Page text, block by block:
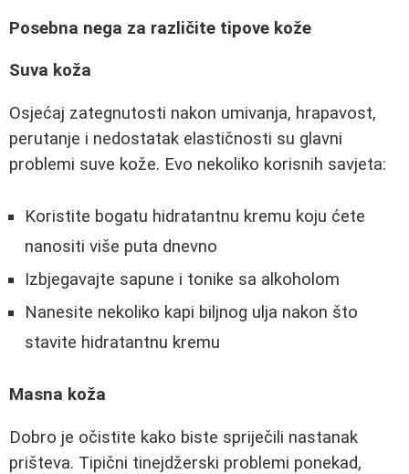
Posebna nega za različite tipove kože
Suva koža
Osjećaj zategnutosti nakon umivanja, hrapavost,
perutanje i nedostatak elastičnosti su glavni
problemi suve kože. Evo nekoliko korisnih savjeta:
Koristite bogatu hidratantnu kremu koju ćete
nanositi više puta dnevno
Izbjegavajte sapune i tonike sa alkoholom
Nanesite nekoliko kapi biljnog ulja nakon što
stavite hidratantnu kremu
Masna koža
Dobro je očistite kako biste spriječili nastanak
prišteva. Tipični tinejdžerski problemi ponekad,